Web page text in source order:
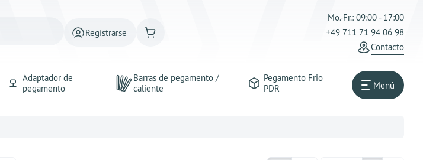
Registrarse
Mo.-Fr.: 09:00 - 17:00
+49 711 71 94 06 98
Contacto
Adaptador de
pegamento
Barras de pegamento /
caliente
Pegamento Frio
PDR
Menú